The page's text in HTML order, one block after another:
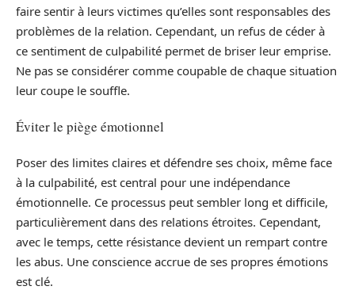
faire sentir à leurs victimes qu’elles sont responsables des
problèmes de la relation. Cependant, un refus de céder à
ce sentiment de culpabilité permet de briser leur emprise.
Ne pas se considérer comme coupable de chaque situation
leur coupe le souffle.
Éviter le piège émotionnel
Poser des limites claires et défendre ses choix, même face
à la culpabilité, est central pour une indépendance
émotionnelle. Ce processus peut sembler long et difficile,
particulièrement dans des relations étroites. Cependant,
avec le temps, cette résistance devient un rempart contre
les abus. Une conscience accrue de ses propres émotions
est clé.